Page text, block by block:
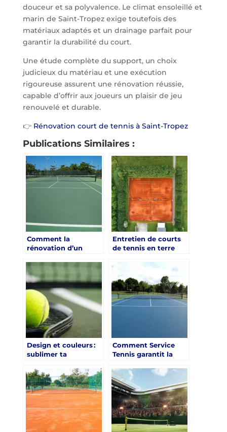
douceur et sa polyvalence. Le climat ensoleillé et
marin de Saint-Tropez exige toutefois des
matériaux adaptés et un drainage parfait pour
garantir la durabilité du court.
Une étude complète du support, un choix
judicieux du matériau et une exécution
rigoureuse assurent une rénovation réussie,
capable d’offrir aux joueurs un plaisir de jeu
renouvelé et durable.
👉 Rénovation court de tennis à Saint-Tropez
Publications Similaires :
Comment la
rénovation d’un
elle favoriser des
événements sportifs
locaux ?
Entretien de courts
de tennis en terre
après une rénovation
à Saint-Tropez par
Service Tennis
Design et couleurs :
sublimer ta
tennis saint tropez
avec Service Tennis
Comment Service
Tennis garantit la
renovation court de
tennis Saint-Tropez ?